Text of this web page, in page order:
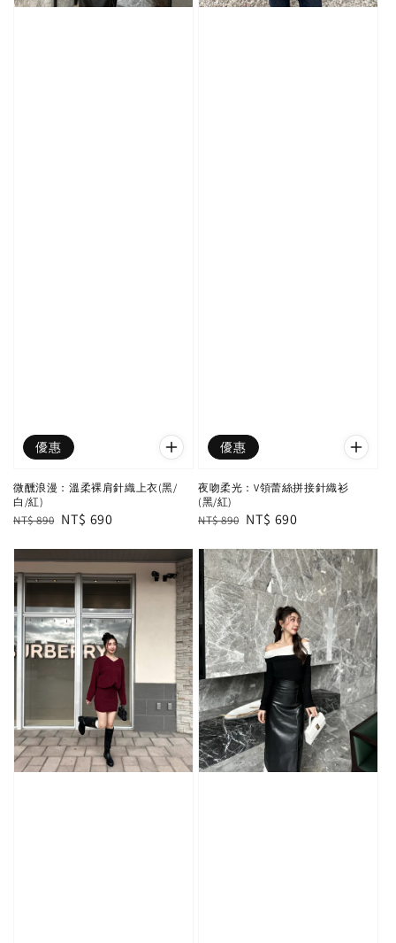
優惠
微醺浪漫：溫柔裸肩針織上衣(黑/
白/紅)
Regular
NT$ 890 Sale
NT$ 690
優惠
夜吻柔光：V領蕾絲拼接針織衫
(黑/紅)
Regular
NT$ 890 Sale
NT$ 690